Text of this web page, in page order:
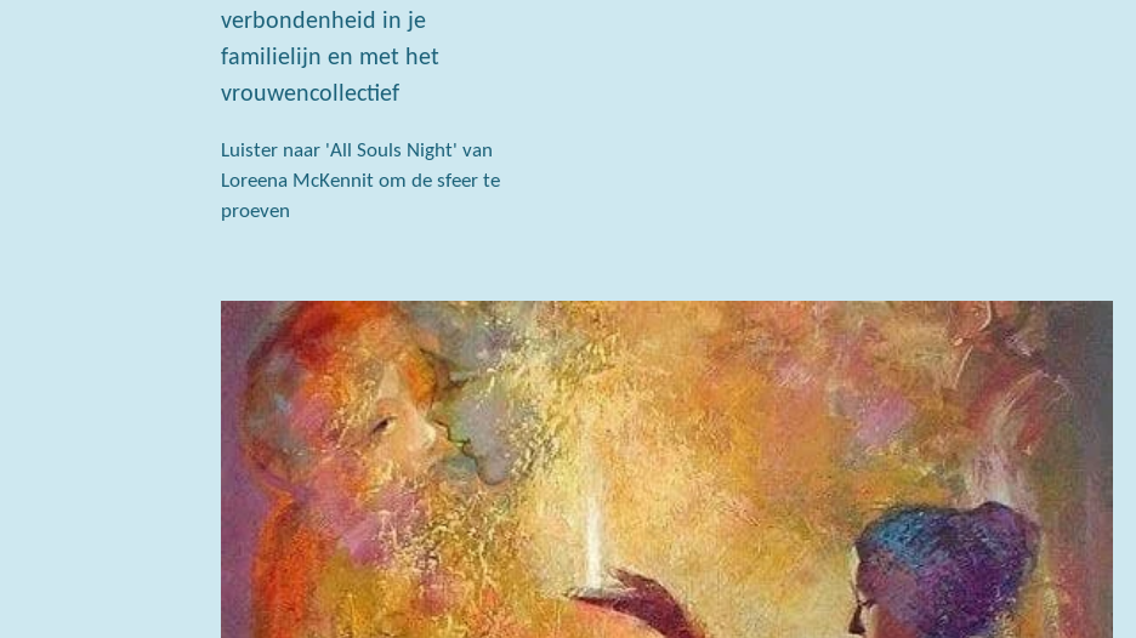
verbondenheid in je
familielijn en met het
vrouwencollectief
Luister naar 'All Souls Night' van
Loreena McKennit om de sfeer te
proeven